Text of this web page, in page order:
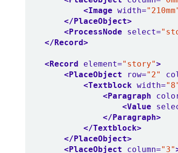
<Image width=
</PlaceObject>
<ProcessNode
select=
</Record>
<Record element="story">
<PlaceObject
row="2"
<Textblock width=
<Paragraph
<Value
</Paragraph>
</Textblock>
</PlaceObject>
<PlaceObject
column="3"